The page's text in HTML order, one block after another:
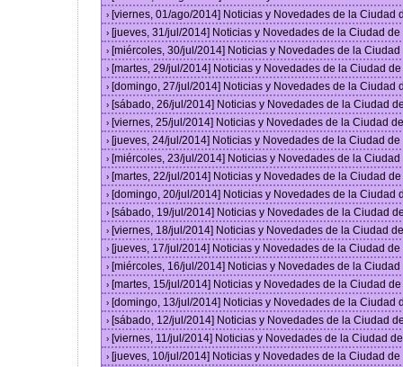
› [viernes, 01/ago/2014] Noticias y Novedades de la Ciudad
› [jueves, 31/jul/2014] Noticias y Novedades de la Ciudad
› [miércoles, 30/jul/2014] Noticias y Novedades de la
› [martes, 29/jul/2014] Noticias y Novedades de la Ciudad
› [domingo, 27/jul/2014] Noticias y Novedades de la Ciudad
› [sábado, 26/jul/2014] Noticias y Novedades de la Ciudad
› [viernes, 25/jul/2014] Noticias y Novedades de la Ciudad
› [jueves, 24/jul/2014] Noticias y Novedades de la Ciudad
› [miércoles, 23/jul/2014] Noticias y Novedades de la
› [martes, 22/jul/2014] Noticias y Novedades de la Ciudad
› [domingo, 20/jul/2014] Noticias y Novedades de la Ciudad
› [sábado, 19/jul/2014] Noticias y Novedades de la Ciudad
› [viernes, 18/jul/2014] Noticias y Novedades de la Ciudad
› [jueves, 17/jul/2014] Noticias y Novedades de la Ciudad
› [miércoles, 16/jul/2014] Noticias y Novedades de la
› [martes, 15/jul/2014] Noticias y Novedades de la Ciudad
› [domingo, 13/jul/2014] Noticias y Novedades de la Ciudad
› [sábado, 12/jul/2014] Noticias y Novedades de la Ciudad
› [viernes, 11/jul/2014] Noticias y Novedades de la Ciudad
› [jueves, 10/jul/2014] Noticias y Novedades de la Ciudad